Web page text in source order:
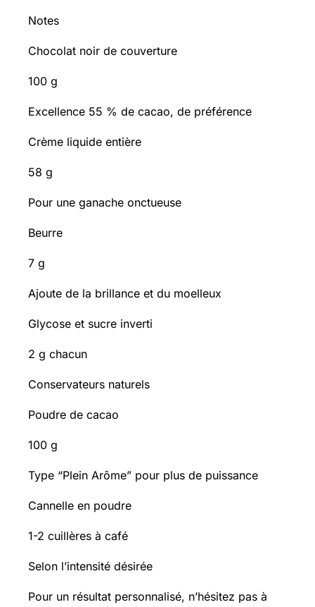
Notes
Chocolat noir de couverture
100 g
Excellence 55 % de cacao, de préférence
Crème liquide entière
58 g
Pour une ganache onctueuse
Beurre
7 g
Ajoute de la brillance et du moelleux
Glycose et sucre inverti
2 g chacun
Conservateurs naturels
Poudre de cacao
100 g
Type “Plein Arôme” pour plus de puissance
Cannelle en poudre
1-2 cuillères à café
Selon l’intensité désirée
Pour un résultat personnalisé, n’hésitez pas à